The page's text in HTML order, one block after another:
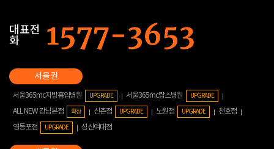
대표전
화
서울365mc지방흡입병원 UPGRADE 서울365mc람스병원 UPGRADE
ALL NEW 강남본점 확장 신촌점 UPGRADE 노원점 UPGRADE
천호점
영등포점
UPGRADE 성신여대점